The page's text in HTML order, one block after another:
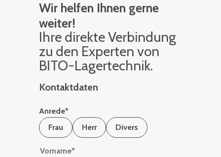
Wir helfen Ihnen gerne
weiter!
Ihre di­rek­te Ver­bin­dung
zu den Ex­per­ten von
BITO-La­ger­tech­nik.
Kontaktdaten
Anrede*
Frau
Herr Divers
Vorname*